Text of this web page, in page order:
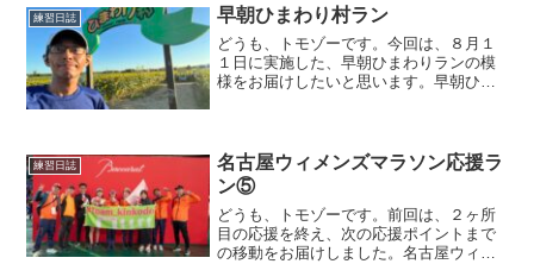
映画館が金沢駅そばのフォ...
練習日誌 早朝ひまわり村ラン
どうも、トモゾーです。今回は、８月１
１日に実施した、早朝ひまわりランの模
様をお届けしたいと思います。早朝ひま
翌日、かなり早起きする事...
練習日誌
名古屋ウィメンズマラソン応援ラ
ン⑤
どうも、トモゾーです。前回は、２ヶ所
目の応援を終え、次の応援ポイントまで
の移動をお届けしました。名古屋ウィメ